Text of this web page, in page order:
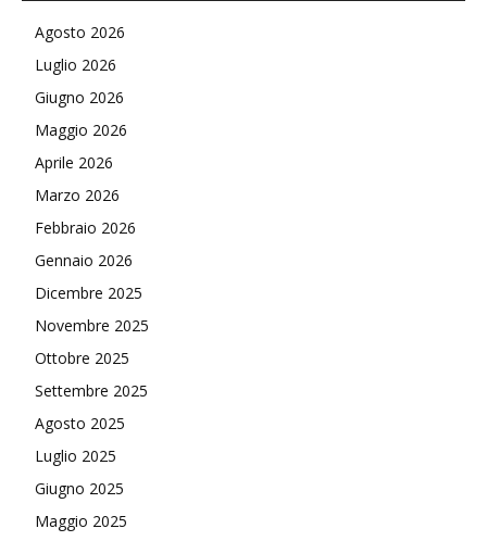
Agosto 2026
Luglio 2026
Giugno 2026
Maggio 2026
Aprile 2026
Marzo 2026
Febbraio 2026
Gennaio 2026
Dicembre 2025
Novembre 2025
Ottobre 2025
Settembre 2025
Agosto 2025
Luglio 2025
Giugno 2025
Maggio 2025